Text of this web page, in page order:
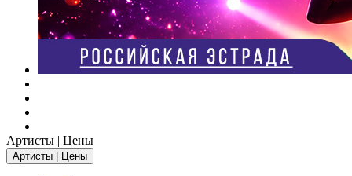
Артисты | Цены
Артисты | Цены